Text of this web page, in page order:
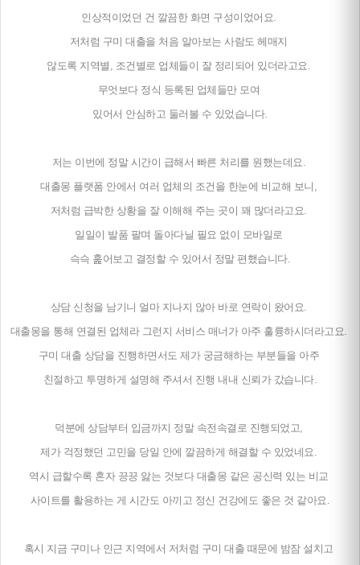
인상적이었던 건 깔끔한 화면 구성이었어요.
저처럼 구미 대출을 처음 알아보는 사람도 헤매지
않도록 지역별, 조건별로 업체들이 잘 정리되어 있더라고요.
무엇보다 정식 등록된 업체들만 모여
있어서 안심하고 둘러볼 수 있었습니다.
저는 이번에 정말 시간이 급해서 빠른 처리를 원했는데요.
대출몽 플랫폼 안에서 여러 업체의 조건을 한눈에 비교해 보니,
저처럼 급박한 상황을 잘 이해해 주는 곳이 꽤 많더라고요.
일일이 발품 팔며 돌아다닐 필요 없이 모바일로
슥슥 훑어보고 결정할 수 있어서 정말 편했습니다.
상담 신청을 남기니 얼마 지나지 않아 바로 연락이 왔어요.
대출몽을 통해 연결된 업체라 그런지 서비스 매너가 아주 훌륭하시더라고요.
구미 대출 상담을 진행하면서도 제가 궁금해하는 부분들을 아주
친절하고 투명하게 설명해 주셔서 진행 내내 신뢰가 갔습니다.
덕분에 상담부터 입금까지 정말 속전속결로 진행되었고,
제가 걱정했던 고민을 당일 안에 깔끔하게 해결할 수 있었네요.
역시 급할수록 혼자 끙끙 앓는 것보다 대출몽 같은 공신력 있는 비교
사이트를 활용하는 게 시간도 아끼고 정신 건강에도 좋은 것 같아요.
혹시 지금 구미나 인근 지역에서 저처럼 구미 대출 때문에 밤잠 설치고